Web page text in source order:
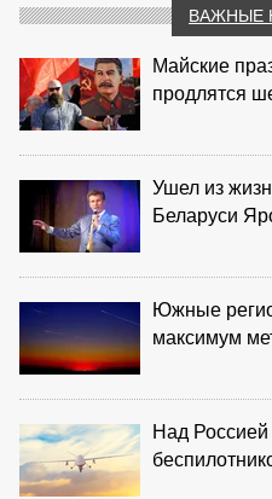
ВАЖНЫЕ
Майские
продлятся
Ушел из
Беларуси
Южные
максимум
Над Россией